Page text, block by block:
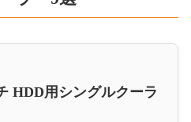
HDD用シングルクーラ